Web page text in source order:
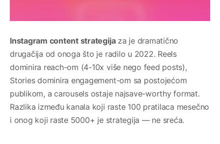
Instagram content strategijaza je dramatično
drugačija od onoga što je radilo u 2022. Reels
dominira reach-om (4-10x više nego feed posts),
Stories dominira engagement-om sa postojećom
publikom, a carousels ostaje najsave-worthy format.
Razlika između kanala koji raste 100 pratilaca mesečno
i onog koji raste 5000+ je strategija — ne sreća.